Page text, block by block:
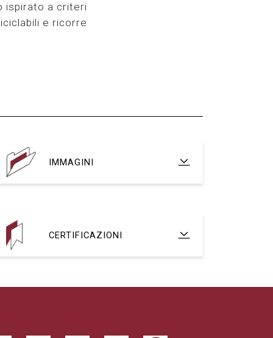
ispirato a criteri
e ricorre
IMMAGINI
CERTIFICAZIONI